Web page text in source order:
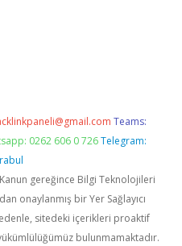
Teams:
0262 606 0 726 Telegram:
Kanun gereğince Bilgi Teknolojileri
onaylanmış bir Yer Sağlayıcı
sitedeki içerikleri proaktif
bulunmamaktadır.